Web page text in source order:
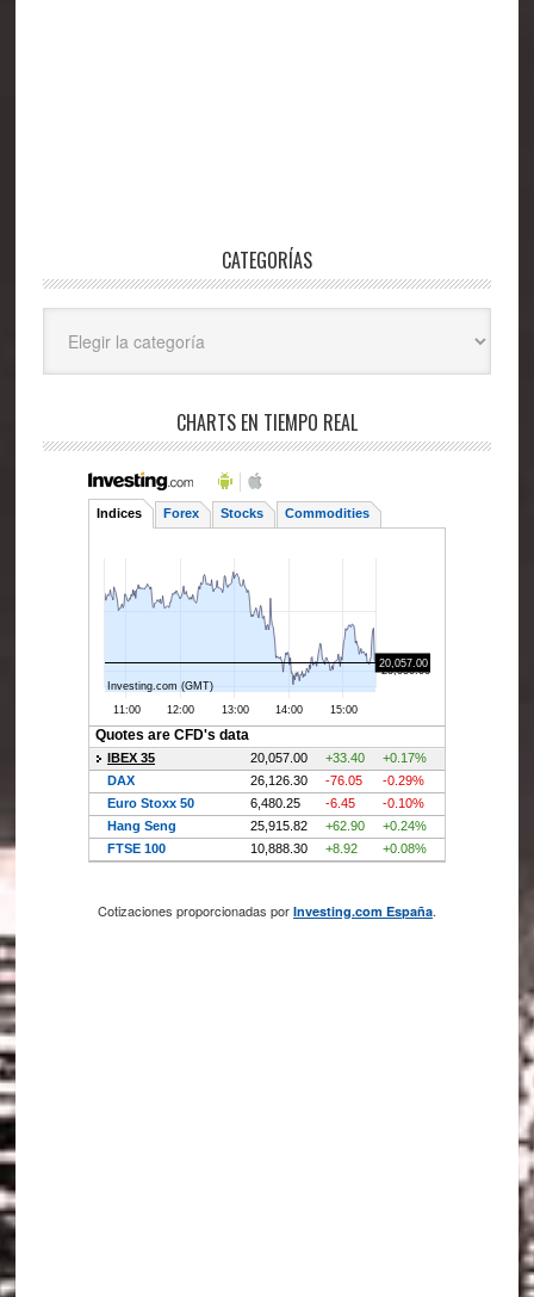
CATEGORÍAS
CHARTS EN TIEMPO REAL
Cotizaciones proporcionadas por Investing.com España.